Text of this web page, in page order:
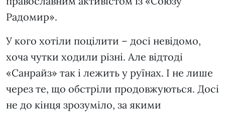
Радомир».
У кого хотіли поцілити – досі невідомо,
хоча чутки ходили різні. Але відтоді
«Санрайз» так і лежить у руїнах. І не лише
через те, що обстріли продовжуються. Досі
не до кінця зрозуміло, за якими